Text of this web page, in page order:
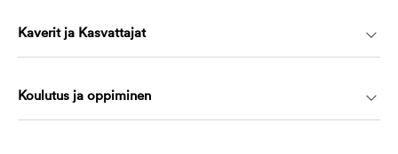
Kaverit ja Kasvattajat
Koulutus ja oppiminen